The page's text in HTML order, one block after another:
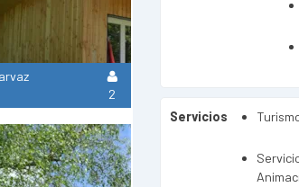
2
Servicios